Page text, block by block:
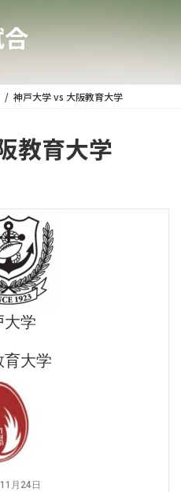
神戸大学 vs 大阪教育大学
教育大学
大学
育大学
月24日